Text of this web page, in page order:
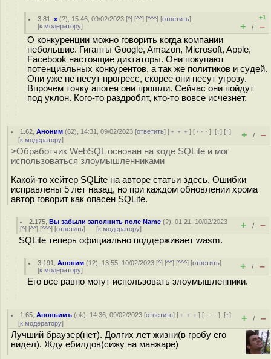
3.81 ,x (?), 15:46, 09/02/2023 [^] [^^] [^^^] [ответить]
[к модератору]
+1
+ / –
О конкуренции можно говорить когда компании
небольшие. Гиганты Google, Amazon, Microsoft, Apple,
Facebook настоящие диктаторы. Они покупают
потенциальных конкурентов, а так же политиков и судей.
Они уже не несут прогресс, скорее они несут угрозу.
Впрочем точку апогея они прошли. Сейчас они пойдут
под уклон. Кого-то раздробят, кто-то вовсе исчезнет.
1.62 ,Аноним (62), 14:31, 09/02/2023 [ответить] [ ﹢﹢﹢] [ · · ·][↓] [↑]
[к модератору] + / –
>Обработчик WebSQL основан на коде SQLite и мог
использоваться злоумышленниками
Какой-то хейтер SQLite на авторе статьи здесь. Ошибки
исправлены 5 лет назад, но при каждом обновлении хрома
автор говорит как опасен SQLite.
2.175 ,Вы забыли заполнить поле Name (?), 01:21, 10/02/2023
[^] [^^] [^^^] [ответить] [к модератору] + / –
SQLite теперь официально поддерживает wasm.
3.191 ,Аноним (12), 13:55, 10/02/2023 [^] [^^] [^^^] [ответить]
[к модератору] + / –
Его все равно могут использовать злоумышленники.
1.65 ,Аноньимъ (ok), 14:36, 09/02/2023 [ответить] [ ﹢﹢﹢] [ · · ·][↑]
[к модератору] + / –
Лучший браузер(нет). Долгих лет жизни(в гробу его
видел). Жду ебилдов(сижу на манжаре)